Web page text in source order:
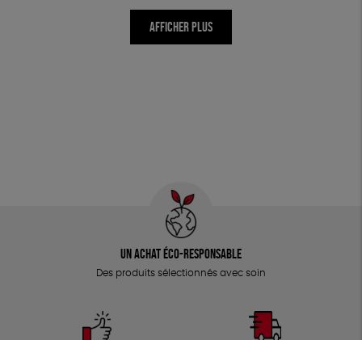
AFFICHER PLUS
Un achat éco-responsable
Des produits sélectionnés avec soin